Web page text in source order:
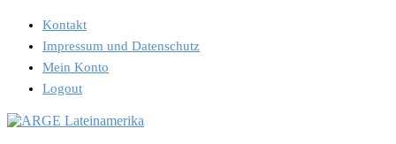
Kontakt
Impressum und Datenschutz
Mein Konto
Logout